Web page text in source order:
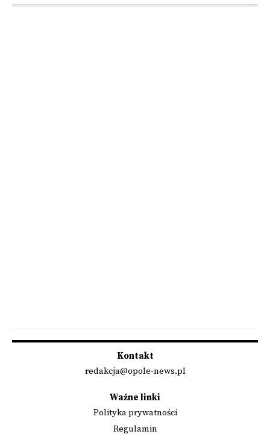
Kontakt
redakcja@opole-news.pl
Ważne linki
Polityka prywatności
Regulamin